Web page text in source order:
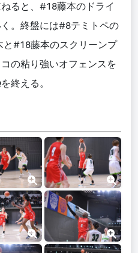
ると、#18藤本のドライ
。終盤には#8テミトペの
#18藤本のスクリーンプ
の粘り強いオフェンスを
終える。